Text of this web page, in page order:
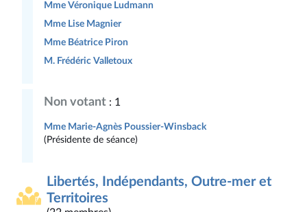
Mme Véronique Ludmann
Mme Lise Magnier
Mme Béatrice Piron
M. Frédéric Valletoux
Non votant : 1
Mme Marie-Agnès Poussier-Winsback
(Présidente de séance)
Libertés, Indépendants, Outre-mer et
Territoires